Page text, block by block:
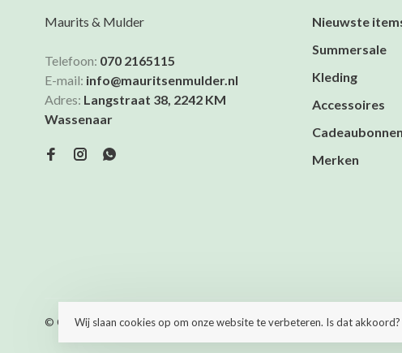
Maurits & Mulder
Telefoon: 070 2165115
E-mail: info@mauritsenmulder.nl
Adres: Langstraat 38, 2242 KM
Wassenaar
Nieuwste
Summersale
Kleding
Accessoires
Cadeaubonnen
Merken
© Copyright 2026 Maurits & Mulder- Powered byLightspeed- Theme by
Wij slaan cookies op om onze website te verbeteren. Is dat akkoord?